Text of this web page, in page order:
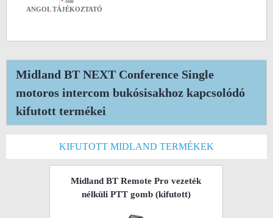
ANGOL TÁJÉKOZTATÓ
Midland BT NEXT Conference Single
motoros intercom bukósisakhoz kapcsolódó
kifutott termékei
KIFUTOTT MIDLAND TERMÉKEK
Midland BT Remote Pro vezeték
nélküli PTT gomb(kifutott)